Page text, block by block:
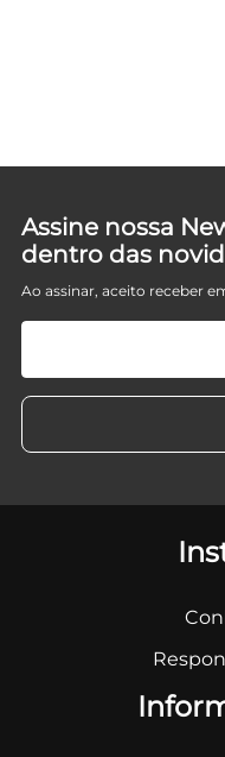
Assine nossa
dentro das
Ao assinar, aceito receber